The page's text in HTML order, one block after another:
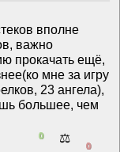
вполне
важно
прокачать ещё,
мне за игру
23 ангела),
большее, чем
0 ⚖️
0